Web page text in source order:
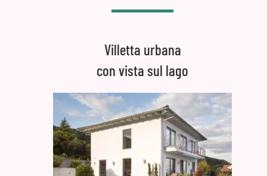
Villetta urbana
con vista sul lago